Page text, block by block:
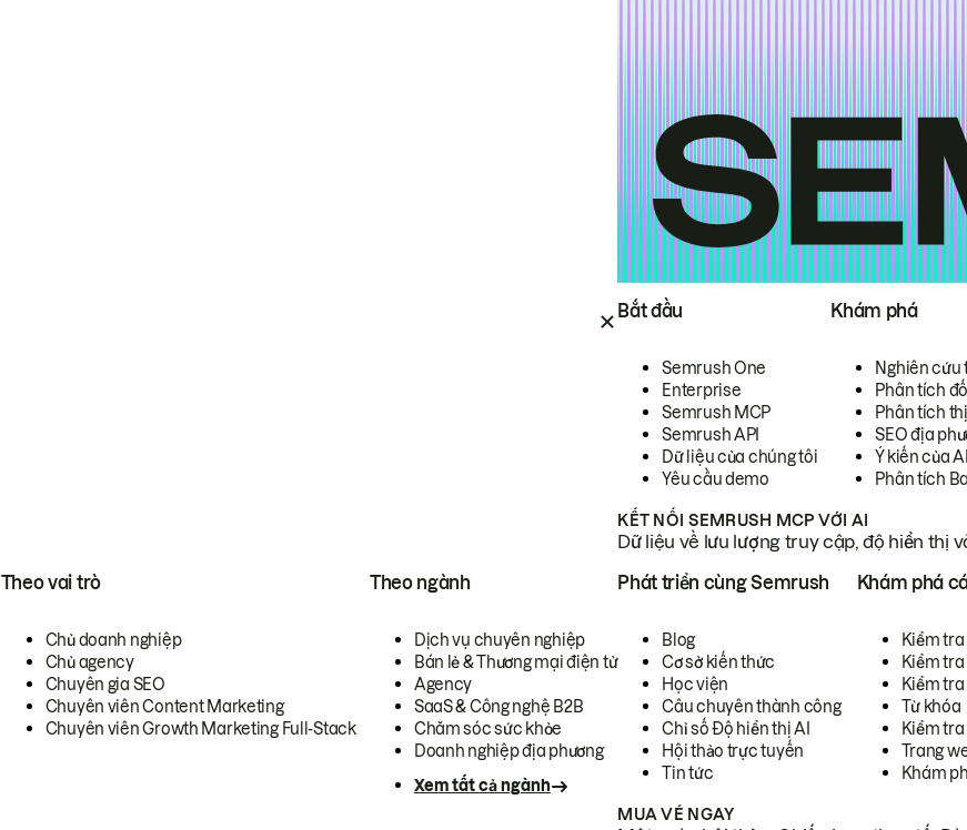
Bắt đầu
Semrush One
Enterprise
Semrush MCP
Semrush API
Dữ liệu của chúng tôi
Yêu cầu demo
Khám phá
Nghiên cứu
Phân tích
Phân tích
SEO địa
Ý kiến của
Phân tích
KẾT NỐI SEMRUSH MCP VỚI AI
Dữ liệu về lưu lượng truy cập, độ hiển thị
Theo vai trò
Chủ doanh nghiệp
Chủ agency
Chuyên gia SEO
Chuyên viên Content Marketing
Chuyên viên Growth Marketing Full-Stack
Theo ngành
Dịch vụ chuyên nghiệp
Bán lẻ & Thương mại điện tử
Agency
SaaS & Công nghệ B2B
Chăm sóc sức khỏe
Doanh nghiệp địa phương
Xem tất cả ngành
Phát triển cùng Semrush
Blog
Cơ sở kiến thức
Học viện
Câu chuyên thành công
Chỉ số Độ hiển thị AI
Hội thảo trực tuyến
Tin tức
Khám phá
Kiểm
Kiểm tra
Kiểm
Từ khóa
Kiểm
Trang
Khám
MUA VÉ NGAY